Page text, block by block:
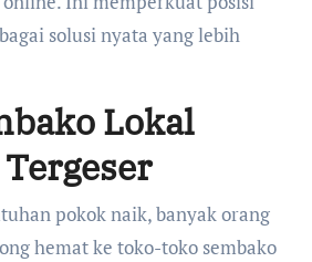
solusi nyata yang lebih
Lokal
pokok naik, banyak orang
hemat ke toko-toko sembako